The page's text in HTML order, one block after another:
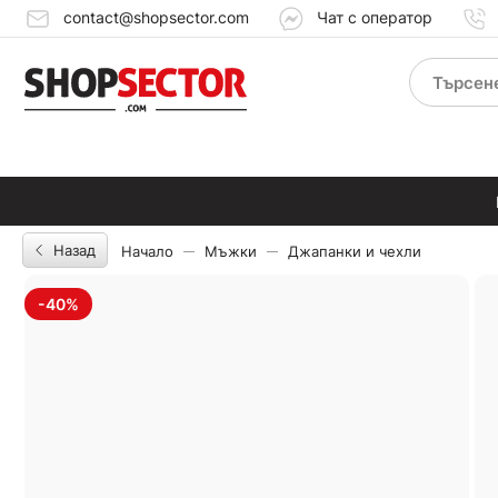
contact@shopsector.com Чат с оператор
Назад Начало Мъжки Джапанки и чехли
-40%